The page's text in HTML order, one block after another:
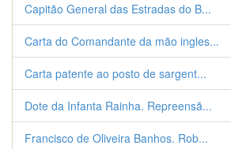
Capitão General das Estradas do B...
Carta do Comandante da mão ingles...
Carta patente ao posto de sargent...
Dote da Infanta Rainha. Repreensã...
Francisco de Oliveira Banhos. Rob...